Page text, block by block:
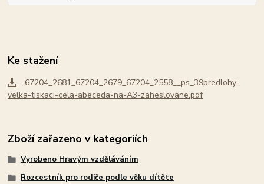
Ke stažení
67204_2681_67204_2679_67204_2558__ps_39predlohy-
velka-tiskaci-cela-abeceda-na-A3-zaheslovane.pdf
Zboží zařazeno v kategoriích
Vyrobeno Hravým vzděláváním
Rozcestník pro rodiče podle věku dítěte